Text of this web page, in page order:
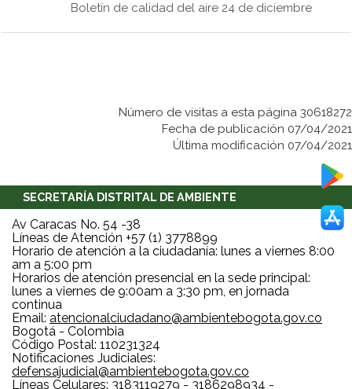
Boletín de calidad del aire 24 de diciembre
Número de visitas a esta página 30618272
Fecha de publicación 07/04/2021
Última modificación 07/04/2021
SECRETARÍA DISTRITAL DE AMBIENTE
Av Caracas No. 54 -38
Líneas de Atención +57 (1) 3778899
Horario de atención a la ciudadanía: lunes a viernes 8:00
am a 5:00 pm
Horarios de atención presencial en la sede principal:
lunes a viernes de 9:00am a 3:30 pm, en jornada
continua
Email: atencionalciudadano@ambientebogota.gov.co
Bogotá - Colombia
Código Postal: 110231324
Notificaciones Judiciales:
defensajudicial@ambientebogota.gov.co
Líneas Celulares: 3183119279 - 3186298934 -